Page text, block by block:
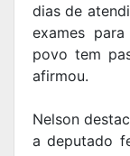
dias de
exames
povo tem
afirmou.
Nelson
a deputado